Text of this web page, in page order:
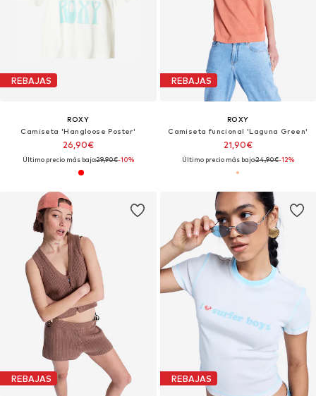
REBAJAS
ROXY
Camiseta 'Hangloose Poster'
26,90€
Último precio más bajo:29,90€-10%
REBAJAS
ROXY
Camiseta funcional 'Laguna Green'
21,90€
Último precio más bajo:24,90€-12%
REBAJAS REBAJAS